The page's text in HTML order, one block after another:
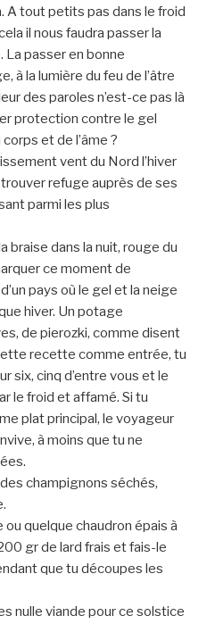
A tout petits pas dans le froid
il nous faudra passer la
La passer en bonne
à la lumière du feu de l’âtre
des paroles n’est-ce pas là
protection contre le gel
et de l’âme ?
vent du Nord l’hiver
refuge auprès de ses
parmi les plus
braise dans la nuit, rouge du
ce moment de
pays où le gel et la neige
hiver. Un potage
de pierozki, comme disent
recette comme entrée, tu
six, cinq d’entre vous et le
le froid et affamé. Si tu
plat principal, le voyageur
à moins que tu ne
champignons séchés,
quelque chaudron épais à
gr de lard frais et fais-le
que tu découpes les
nulle viande pour ce solstice